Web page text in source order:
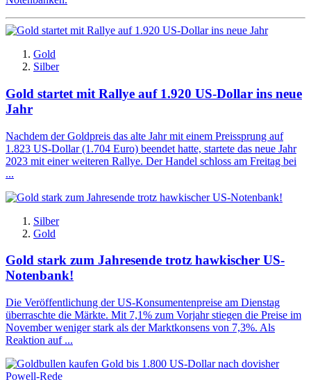
Gold
Silber
Gold startet mit Rallye auf 1.920 US-Dollar ins neue
Jahr
Nachdem der Goldpreis das alte Jahr mit einem Preissprung auf
1.823 US-Dollar (1.704 Euro) beendet hatte, startete das neue Jahr
2023 mit einer weiteren Rallye. Der Handel schloss am Freitag bei
...
Silber
Gold
Gold stark zum Jahresende trotz hawkischer US-
Notenbank!
Die Veröffentlichung der US-Konsumentenpreise am Dienstag
überraschte die Märkte. Mit 7,1% zum Vorjahr stiegen die Preise im
November weniger stark als der Marktkonsens von 7,3%. Als
Reaktion auf ...